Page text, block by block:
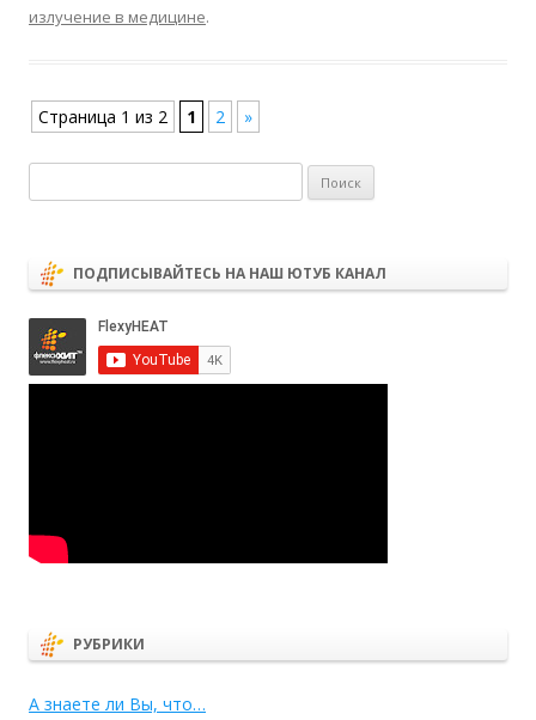
излучение в медицине.
Навигация по записям
Страница 1 из 2 1 2 »
ПОДПИСЫВАЙТЕСЬ НА НАШ ЮТУБ КАНАЛ
РУБРИКИ
А знаете ли Вы, что…